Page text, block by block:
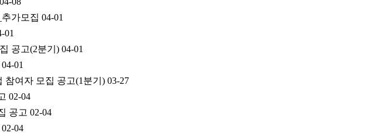
가모집 04-01
01
공고(2분기) 04-01
04-01
참여자 모집 공고(1분기) 03-27
02-04
공고 02-04
02-04